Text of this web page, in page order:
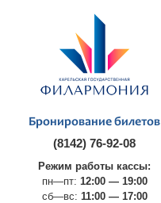
Бронирование билетов
(8142) 76-92-08
Режим работы кассы:
пн—пт: 12:00 — 19:00
сб—вс: 11:00 — 17:00